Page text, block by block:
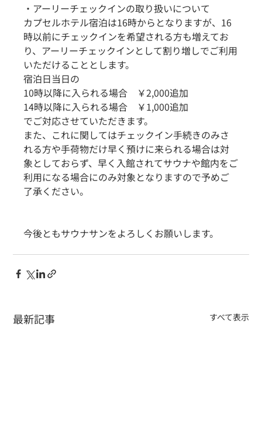
・アーリーチェックインの取り扱いについて
カプセルホテル宿泊は16時からとなりますが、16
時以前にチェックインを希望される方も増えてお
り、アーリーチェックインとして割り増しでご利用
いただけることとします。
宿泊日当日の
10時以降に入られる場合　￥2,000追加
14時以降に入られる場合　￥1,000追加
でご対応させていただきます。
また、これに関してはチェックイン手続きのみさ
れる方や手荷物だけ早く預けに来られる場合は対
象としておらず、早く入館されてサウナや館内をご
利用になる場合にのみ対象となりますので予めご
了承ください。
今後ともサウナサンをよろしくお願いします。
最新記事 すべて表示